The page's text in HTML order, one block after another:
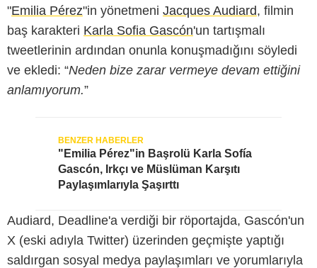
"Emilia Pérez"in yönetmeni Jacques Audiard, filmin
baş karakteri Karla Sofia Gascón'un tartışmalı
tweetlerinin ardından onunla konuşmadığını söyledi
ve ekledi: “Neden bize zarar vermeye devam ettiğini
anlamıyorum.”
"Emilia Pérez"in Başrolü Karla Sofía
Gascón, Irkçı ve Müslüman Karşıtı
Paylaşımlarıyla Şaşırttı
Audiard, Deadline'a verdiği bir röportajda, Gascón'un
X (eski adıyla Twitter) üzerinden geçmişte yaptığı
saldırgan sosyal medya paylaşımları ve yorumlarıyla